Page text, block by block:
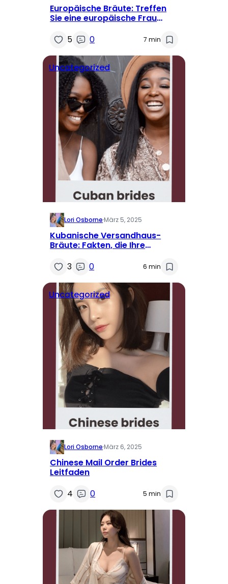
Europäische Bräute: Treffen
Sie eine europäische Frau
5
0 7 min
Uncategorized
Lori Osborne·März 5, 2025
Kubanische Versandhaus-
Bräute: Fakten, die Ihre
3
0 6 min
Uncategorized
Lori Osborne·März 6, 2025
Chinese Mail Order Brides
Leitfaden
4
0 5 min